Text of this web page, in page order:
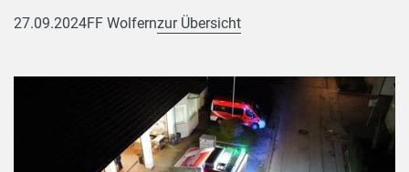
27.09.2024FF Wolfernzur Übersicht